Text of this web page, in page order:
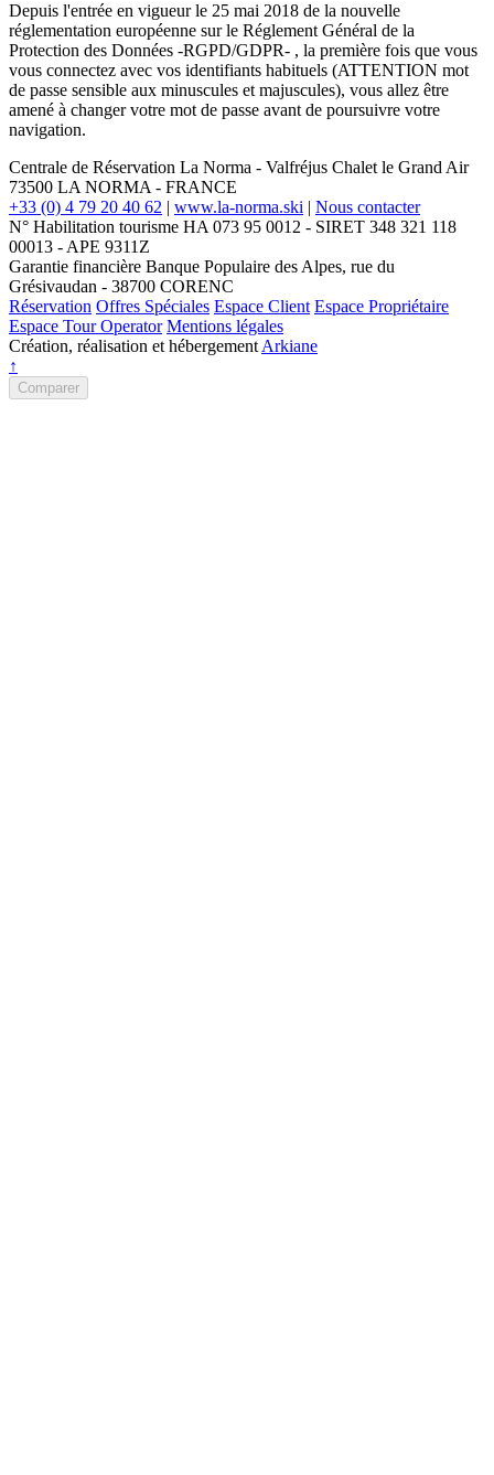
Depuis l'entrée en vigueur le 25 mai 2018 de la nouvelle
réglementation européenne sur le Réglement Général de la
Protection des Données -RGPD/GDPR- , la première fois que vous
vous connectez avec vos identifiants habituels (ATTENTION mot
de passe sensible aux minuscules et majuscules), vous allez être
amené à changer votre mot de passe avant de poursuivre votre
navigation.
Centrale de Réservation La Norma - Valfréjus Chalet le Grand Air
73500 LA NORMA - FRANCE
+33 (0) 4 79 20 40 62 | www.la-norma.ski | Nous contacter
N° Habilitation tourisme HA 073 95 0012 - SIRET 348 321 118
00013 - APE 9311Z
Garantie financière Banque Populaire des Alpes, rue du
Grésivaudan - 38700 CORENC
Réservation Offres Spéciales Espace Client Espace Propriétaire
Espace Tour Operator Mentions légales
Création, réalisation et hébergement Arkiane
↑
Comparer